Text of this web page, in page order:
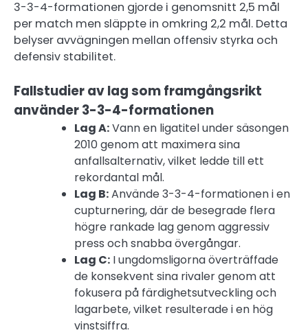
3-3-4-formationen gjorde i genomsnitt 2,5 mål
per match men släppte in omkring 2,2 mål. Detta
belyser avvägningen mellan offensiv styrka och
defensiv stabilitet.
Fallstudier av lag som framgångsrikt
använder 3-3-4-formationen
Lag A:Vann en ligatitel under säsongen
2010 genom att maximera sina
anfallsalternativ, vilket ledde till ett
rekordantal mål.
Lag B:Använde 3-3-4-formationen i en
cupturnering, där de besegrade flera
högre rankade lag genom aggressiv
press och snabba övergångar.
Lag C: I ungdomsligorna överträffade
de konsekvent sina rivaler genom att
fokusera på färdighetsutveckling och
lagarbete, vilket resulterade i en hög
vinstsiffra.